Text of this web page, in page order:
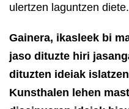
ulertzen laguntzen diete.
Gainera, ikasleek bi
jaso dituzte hiri
dituzten ideiak
Kunsthalen lehen